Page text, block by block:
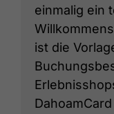
einmalig ein
ist die